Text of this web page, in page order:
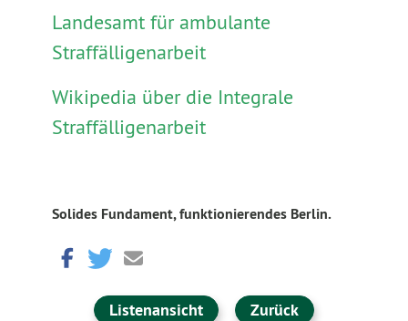
Landesamt für ambulante
Straffälligenarbeit
Wikipedia über die Integrale
Straffälligenarbeit
Solides Fundament, funktionierendes Berlin.
Listenansicht Zurück